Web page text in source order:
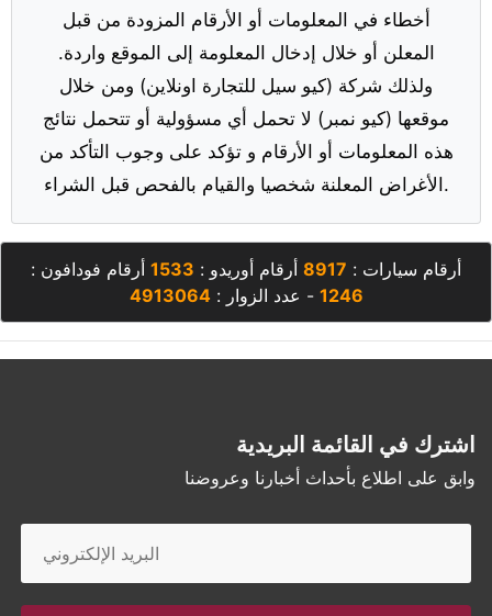
أخطاء في المعلومات أو الأرقام المزودة من قبل
المعلن أو خلال إدخال المعلومة إلى الموقع واردة.
ولذلك شركة (كيو سيل للتجارة اونلاين) ومن خلال
موقعها (كيو نمبر) لا تحمل أي مسؤولية أو تتحمل نتائج
هذه المعلومات أو الأرقام و تؤكد على وجوب التأكد من
الأغراض المعلنة شخصيا والقيام بالفحص قبل الشراء.
أرقام سيارات : 8917 أرقام أوريدو : 1533 أرقام فودافون :
1246 - عدد الزوار :4913064
اشترك في القائمة البريدية
وابق على اطلاع بأحداث أخبارنا وعروضنا